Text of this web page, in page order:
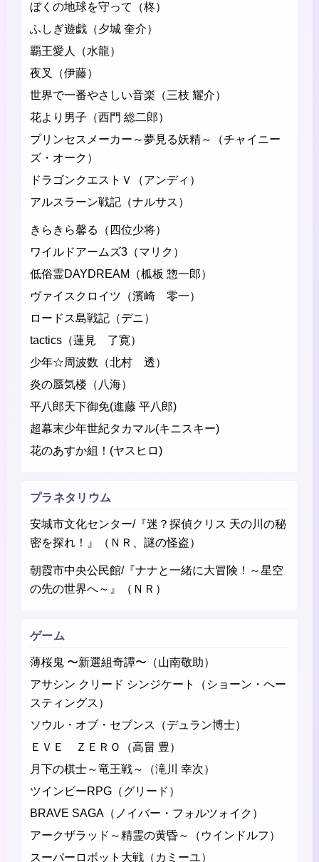
ぼくの地球を守って（柊）
ふしぎ遊戯（夕城 奎介）
覇王愛人（水龍）
夜叉（伊藤）
世界で一番やさしい音楽（三枝 耀介）
花より男子（西門 総二郎）
プリンセスメーカー～夢見る妖精～（チャイニー
ズ・オーク）
ドラゴンクエストＶ（アンディ）
アルスラーン戦記（ナルサス）
きらきら馨る（四位少将）
ワイルドアームズ3（マリク）
低俗霊DAYDREAM（柧板 惣一郎）
ヴァイスクロイツ（濱崎 零一）
ロードス島戦記（デニ）
tactics（蓮見 了寛）
少年☆周波数（北村 透）
炎の蜃気楼（八海）
平八郎天下御免(進藤 平八郎)
超幕末少年世紀タカマル(キニスキー)
花のあすか組！(ヤスヒロ)
プラネタリウム
安城市文化センター/『迷？探偵クリス 天の川の秘
密を探れ！』（ＮＲ、謎の怪盗）
朝霞市中央公民館/『ナナと一緒に大冒険！～星空
の先の世界へ～』（ＮＲ）
ゲーム
薄桜鬼 〜新選組奇譚〜（山南敬助）
アサシン クリード シンジケート（ショーン・ヘー
スティングス）
ソウル・オブ・セブンス（デュラン博士）
ＥＶＥ ＺＥＲＯ（高畠 豊）
月下の棋士～竜王戦～（滝川 幸次）
ツインビーRPG（グリード）
BRAVE SAGA（ノイバー・フォルツォイク）
アークザラッド～精霊の黄昏～（ウインドルフ）
スーパーロボット大戦（カミーユ）